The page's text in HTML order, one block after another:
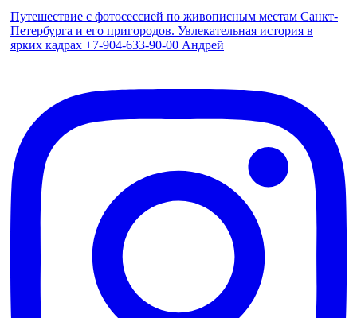
Путешествие с фотосессией по живописным местам Санкт-
Петербурга и его пригородов. Увлекательная история в
ярких кадрах +7-904-633-90-00 Андрей